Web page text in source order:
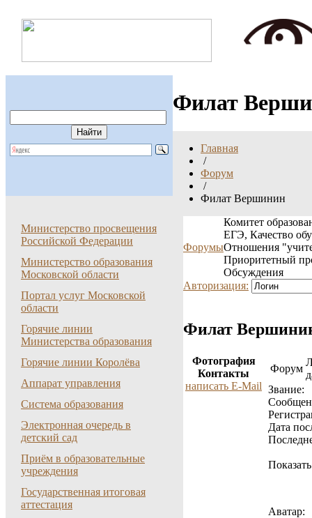
Филат
Главная
/
Форум
/
Филат Вершинин
Министерство просвещения
Российской Федерации
Министерство образования
Московской области
Портал услуг Московской
области
Горячие линии
Министерства образования
Горячие линии Королёва
Аппарат управления
Система образования
Электронная очередь в
детский сад
Приём в образовательные
учреждения
Государственная итоговая
аттестация
Форумы
Комитет
ЕГЭ, Качество
Отношения
Приоритетный
Обсуждения
Авторизация:
Филат
Фотография
Контакты
написать E-Mail
Форум
Звание:
Дата
Аватар: